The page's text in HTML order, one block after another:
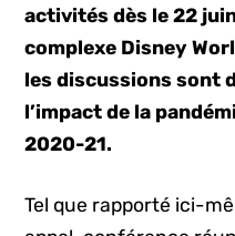
activités dès le 22
complexe Disney
les discussions sont
l’impact de la
2020-21.
Tel que rapporté ici-